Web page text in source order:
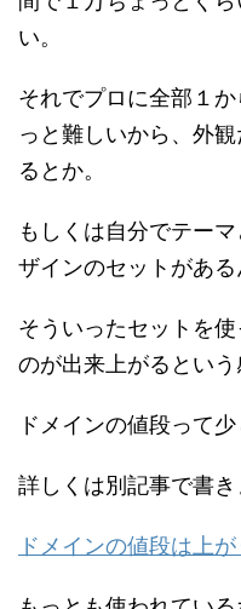
い。
それでプロに全部１
っと難しいから、外
るとか。
もしくは自分でテー
ザインのセットがある
そういったセットを
のが出来上がるという
ドメインの値段って少
詳しくは別記事で書き
ドメインの値段は上